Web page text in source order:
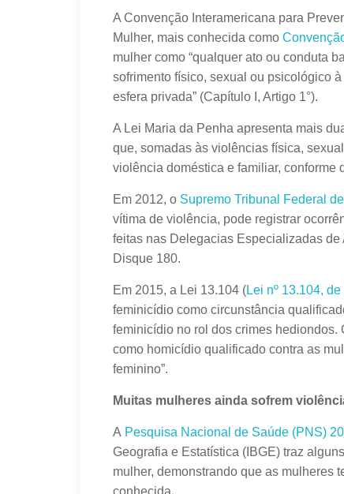
A Convenção Interamericana para
Mulher, mais conhecida como
mulher como “qualquer ato ou conduta
sofrimento físico, sexual ou psicológico
esfera privada” (Capítulo I, Artigo 1°).
A Lei Maria da Penha apresenta mais
que, somadas às violências física,
violência doméstica e familiar, conforme
Em 2012, o Supremo Tribunal Federal
vítima de violência, pode registrar
feitas nas Delegacias Especializadas
Disque 180.
Em 2015, a Lei 13.104 (Lei nº 13.104,
feminicídio como circunstância
feminicídio no rol dos crimes
como homicídio qualificado contra as
feminino”.
Muitas mulheres ainda sofrem
A Pesquisa Nacional de Saúde (PNS)
Geografia e Estatística (IBGE) traz
mulher, demonstrando que as mulheres